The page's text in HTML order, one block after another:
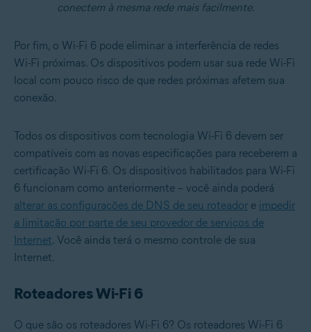
conectem à mesma rede mais facilmente.
Por fim, o Wi-Fi 6 pode eliminar a interferência de redes
Wi-Fi próximas. Os dispositivos podem usar sua rede Wi-Fi
local com pouco risco de que redes próximas afetem sua
conexão.
Todos os dispositivos com tecnologia Wi-Fi 6 devem ser
compatíveis com as novas especificações para receberem a
certificação Wi-Fi 6. Os dispositivos habilitados para Wi-Fi
6 funcionam como anteriormente – você ainda poderá
alterar as configurações de DNS de seu roteador e impedir
a limitação por parte de seu provedor de serviços de
Internet. Você ainda terá o mesmo controle de sua
Internet.
Roteadores Wi-Fi 6
O que são os roteadores Wi-Fi 6? Os roteadores Wi-Fi 6